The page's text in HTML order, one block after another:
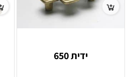
ידית 650